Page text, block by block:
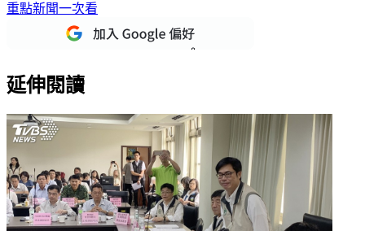
重點新聞一次看
延伸閱讀